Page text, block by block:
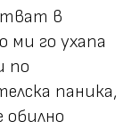
в
ми го ухапа
по
паника,
обилно